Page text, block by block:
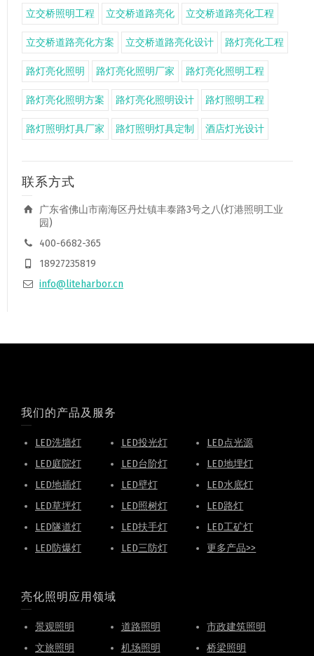
立交桥照明工程 立交桥道路亮化 立交桥道路亮化工程
立交桥道路亮化方案 立交桥道路亮化设计 路灯亮化工程
路灯亮化照明 路灯亮化照明厂家 路灯亮化照明工程
路灯亮化照明方案 路灯亮化照明设计 路灯照明工程
路灯照明灯具厂家 路灯照明灯具定制 酒店灯光设计
联系方式
广东省佛山市南海区丹灶镇丰泰路3号之八(灯港照明工业
园)
400-6682-365
18927235819
info@liteharbor.cn
我们的产品及服务
LED洗墙灯 LED投光灯
LED点光源
LED庭院灯
LED台阶灯
LED地埋灯
LED地插灯
LED壁灯
LED水底灯
LED草坪灯
LED照树灯
LED路灯
LED隧道灯
LED扶手灯
LED工矿灯
LED防爆灯
LED三防灯 更多产品>>
亮化照明应用领域
景观照明 道路照明
市政建筑照明
文旅照明
机场照明
桥梁照明